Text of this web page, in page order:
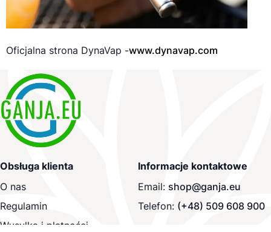
Oficjalna strona DynaVap -www.dynavap.com
Obsługa klienta
O nas
Regulamin
Wysyłka i płatności
Informacje kontaktowe
Email: shop@ganja.eu
Telefon: (+48) 509 608 900